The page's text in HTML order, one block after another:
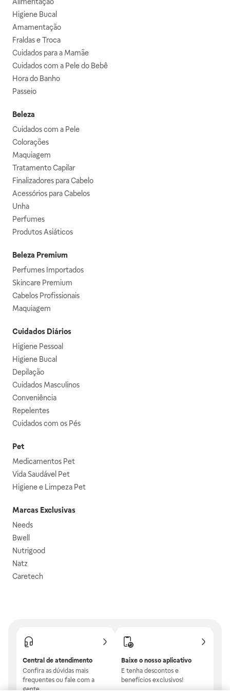
Higiene Bucal
Amamentação
Fraldas e Troca
Cuidados para a Mamãe
Cuidados com a Pele do Bebê
Hora do Banho
Passeio
Beleza
Cuidados com a Pele
Colorações
Maquiagem
Tratamento Capilar
Finalizadores para Cabelo
Acessórios para Cabelos
Unha
Perfumes
Produtos Asiáticos
Beleza Premium
Perfumes Importados
Skincare Premium
Cabelos Profissionais
Maquiagem
Cuidados Diários
Higiene Pessoal
Higiene Bucal
Depilação
Cuidados Masculinos
Conveniência
Repelentes
Cuidados com os Pés
Pet
Medicamentos Pet
Vida Saudável Pet
Higiene e Limpeza Pet
Marcas Exclusivas
Needs
Bwell
Nutrigood
Natz
Caretech
Central de atendimento
Confira as dúvidas mais
frequentes ou fale com a
gente.
Baixe o nosso aplicativo
E tenha descontos e
benefícios exclusivos!